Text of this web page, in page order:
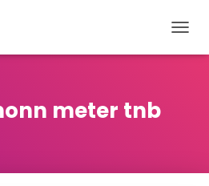
meter tnb